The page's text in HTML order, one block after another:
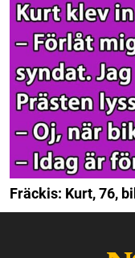
Fräckis: Kurt, 76,